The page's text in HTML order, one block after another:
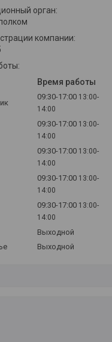
орган:
компании:
Время работы
09:30-17:00 13:00-
14:00
09:30-17:00 13:00-
14:00
09:30-17:00 13:00-
14:00
09:30-17:00 13:00-
14:00
09:30-17:00 13:00-
14:00
Выходной
Выходной